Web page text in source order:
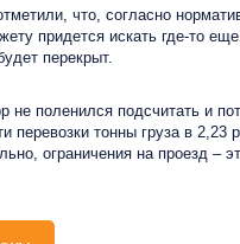
что, согласно
придется искать где-то
перекрыт.
поленился подсчитать и
перевозки тонны груза в
ограничения на проезд –